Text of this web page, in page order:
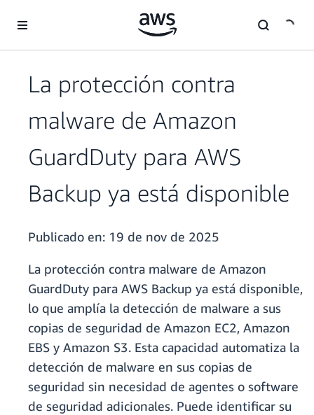
La protección contra
malware de Amazon
GuardDuty para AWS
Backup ya está disponible
Publicado en: 19 de nov de 2025
La protección contra malware de Amazon
GuardDuty para AWS Backup ya está disponible,
lo que amplía la detección de malware a sus
copias de seguridad de Amazon EC2, Amazon
EBS y Amazon S3. Esta capacidad automatiza la
detección de malware en sus copias de
seguridad sin necesidad de agentes o software
de seguridad adicionales. Puede identificar su